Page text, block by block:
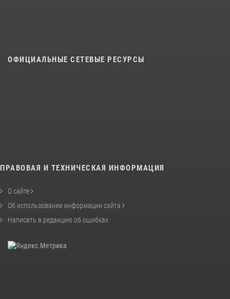
ОФИЦИАЛЬНЫЕ СЕТЕВЫЕ РЕСУРСЫ
ПРАВОВАЯ И ТЕХНИЧЕСКАЯ ИНФОРМАЦИЯ
О сайте
Об использовании информации сайта
Написать в редакцию об ошибках